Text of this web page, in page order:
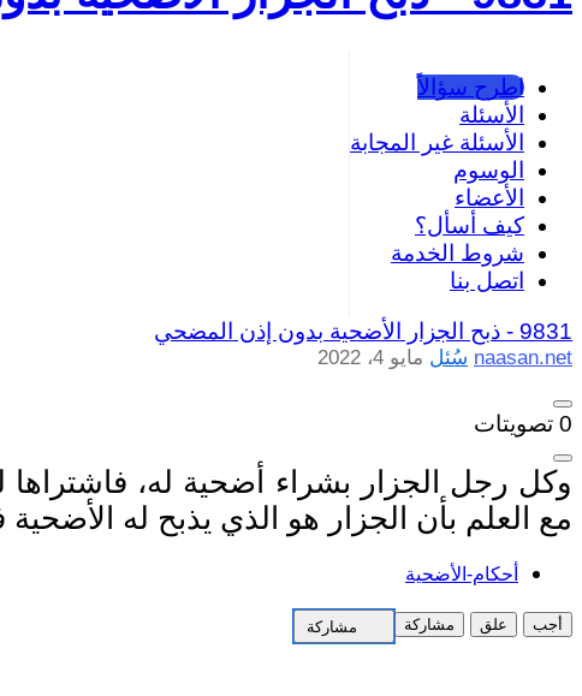
اطرح سؤالاً
الأسئلة
الأسئلة غير المجابة
الوسوم
الأعضاء
كيف أسأل؟
شروط الخدمة
اتصل بنا
9831 - ذبح الجزار الأضحية بدون إذن المضحي
naasan.net سُئل مايو 4، 2022
0 تصويتات
وكل رجل الجزار بشراء أضحية له،
مع العلم بأن الجزار هو الذي يذبح له
أحكام-الأضحية
أجب علق مشاركة مشاركة